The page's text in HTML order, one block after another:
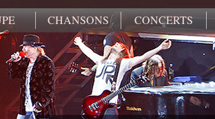
CHANSONS CONCERTS